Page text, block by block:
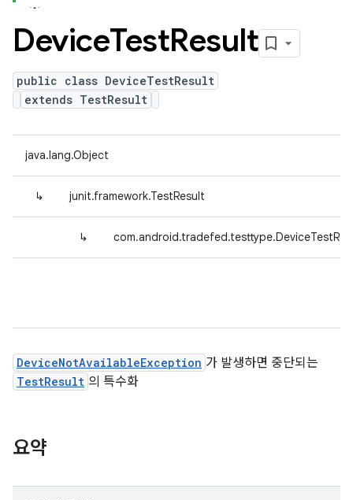
DeviceTestResult
public class DeviceTestResult
extends TestResult
java.lang.Object
↳ junit.framework.TestResult
↳
DeviceNotAvailableException 가 발생하면 중단되는
TestResult 의 특수화
요약